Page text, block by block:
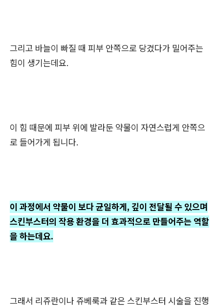
그리고 바늘이 빠질 때 피부 안쪽으로 당겼다가 밀어주는
힘이 생기는데요.
이 힘 때문에 피부 위에 발라둔 약물이 자연스럽게 안쪽으
로 들어가게 됩니다.
이 과정에서 약물이 보다 균일하게, 깊이 전달될 수 있으며
스킨부스터의 작용 환경을 더 효과적으로 만들어주는 역할
을 하는데요.
그래서 리쥬란이나 쥬베룩과 같은 스킨부스터 시술을 진행